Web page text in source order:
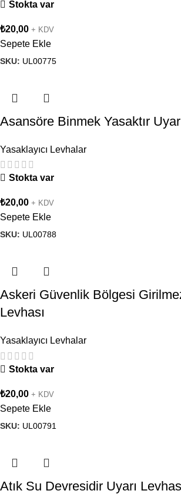
Stokta var
₺20,00 + KDV
Sepete Ekle
SKU: UL00775
Asansöre Binmek Yasaktır
Yasaklayıcı Levhalar
Stokta var
₺20,00 + KDV
Sepete Ekle
SKU: UL00788
Askeri Güvenlik Bölgesi
Levhası
Yasaklayıcı Levhalar
Stokta var
₺20,00 + KDV
Sepete Ekle
SKU: UL00791
Atık Su Devresidir Uyarı